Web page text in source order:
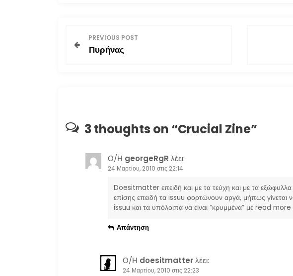
γ
PREVIOUS POST
Πυρήνας
3 thoughts on “Crucial Zine”
Ο/Η georgeRgR λέει:
24 Μαρτίου, 2010 στις 22:14
Doesitmatter επειδή και με τα τεύχη και με τα εξώφυλλα
επίσης επειδή τα issuu φορτώνουν αργά, μήπως γίνεται
issuu και τα υπόλοιπα να είναι “κρυμμένα” με read more
Απάντηση
Ο/Η doesitmatterλέει:
24 Μαρτίου, 2010 στις 22:23